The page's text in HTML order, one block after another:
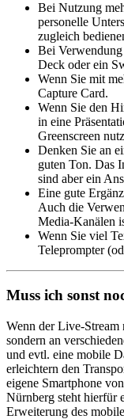
Bei Nutzung
personelle
zugleich
Bei
Deck oder ein
Wenn Sie mit
Capture Card.
Wenn Sie den
in eine
Greenscreen
Denken Sie an
guten Ton. Das
sind aber ein
Eine gute
Auch die
Media-Kanälen
Wenn Sie viel
Teleprompter
Muss ich sonst
Wenn der Live-
sondern an
und evtl. eine mobile
erleichtern den
eigene Smartphone
Nürnberg steht hierfür
Erweiterung des